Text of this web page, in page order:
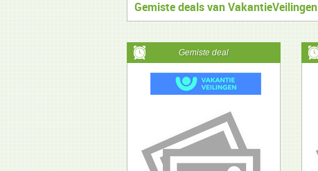
Gemiste deals van VakantieVeilingen
Gemiste deal